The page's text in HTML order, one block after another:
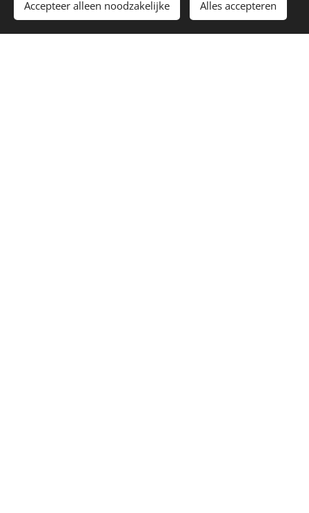
Maak een gratis website. Begin
Accepteer alleen noodzakelijke Alles accepteren